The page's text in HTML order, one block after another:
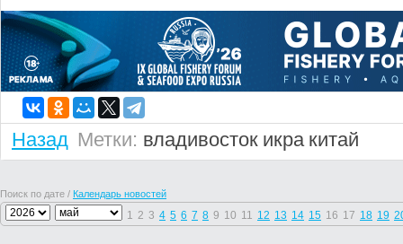
Назад Метки: владивосток икра китай
Поиск по дате / Календарь новостей
1 2 3 4 5 6 7 8 9 10 11 12 13 14 15 16 17 18 19